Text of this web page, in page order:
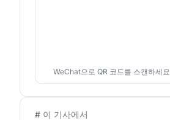
WeChat으로 QR 코드를 스캔하세요
# 이 기사에서